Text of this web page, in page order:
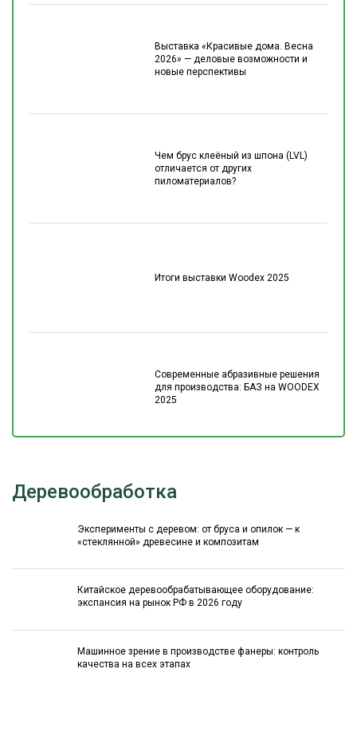
Выставка «Красивые дома. Весна
2026» — деловые возможности и
новые перспективы
Чем брус клеёный из шпона (LVL)
отличается от других
пиломатериалов?
Итоги выставки Woodex 2025
Современные абразивные решения
для производства: БАЗ на WOODEX
2025
Деревообработка
Эксперименты с деревом: от бруса и опилок — к
«стеклянной» древесине и композитам
Китайское деревообрабатывающее оборудование:
экспансия на рынок РФ в 2026 году
Машинное зрение в производстве фанеры: контроль
качества на всех этапах